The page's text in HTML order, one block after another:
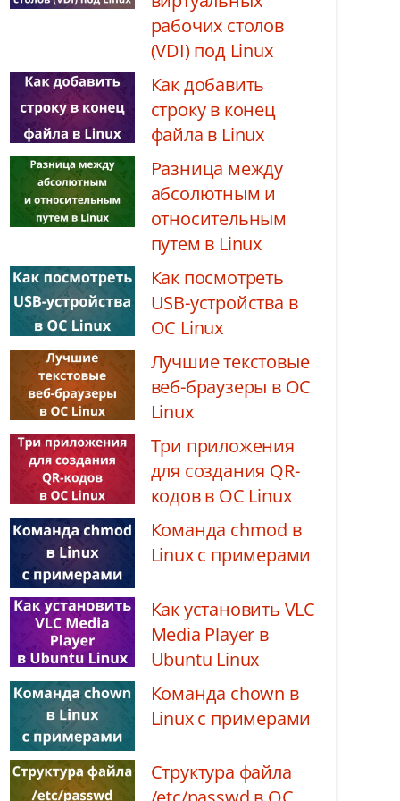
рабочих столов
(VDI) под Linux
Как добавить
строку в конец
файла в Linux
Разница между
абсолютным и
относительным
путем в Linux
Как посмотреть
USB-устройства в
ОС Linux
Лучшие текстовые
веб-браузеры в ОС
Linux
Три приложения
для создания QR-
кодов в ОС Linux
Команда chmod в
Linux с примерами
Как установить VLC
Media Player в
Ubuntu Linux
Команда chown в
Linux с примерами
Структура файла